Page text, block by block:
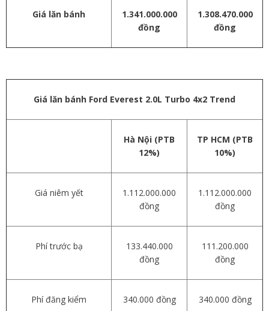
Giá lăn bánh
1.341.000.000
đồng
1.308.470.000
đồng
Giá lăn bánh Ford Everest 2.0L Turbo 4x2 Trend
Hà Nội (PTB
12%)
TP HCM (PTB
10%)
Giá niêm yết
1.112.000.000
đồng
1.112.000.000
đồng
Phí trước bạ
133.440.000
đồng
111.200.000
đồng
Phí đăng kiểm 340.000 đồng 340.000 đồng